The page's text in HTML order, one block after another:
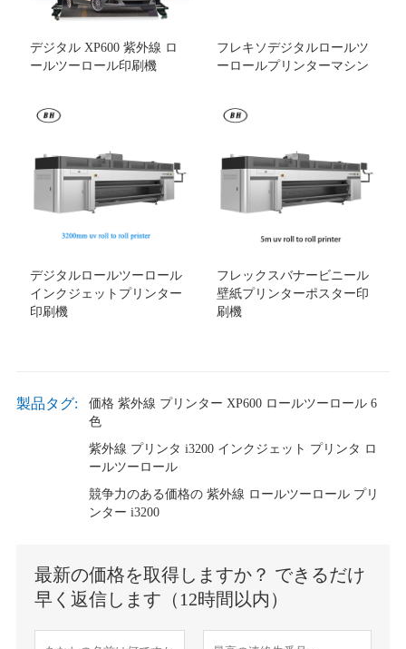
デジタル XP600 紫外線 ロ
ールツーロール印刷機
フレキソデジタルロールツ
ーロールプリンターマシン
デジタルロールツーロール
インクジェットプリンター
印刷機
フレックスバナービニール
壁紙プリンターポスター印
刷機
製品タグ:
価格 紫外線 プリンター XP600 ロールツーロール 6
色
紫外線 プリンタ i3200 インクジェット プリンタ ロ
ールツーロール
競争力のある価格の 紫外線 ロールツーロール プリ
ンター i3200
最新の価格を取得しますか？ できるだけ
早く返信します（12時間以内）